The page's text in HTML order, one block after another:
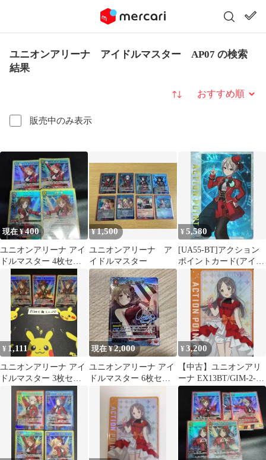
ユニオンアリーナ アイドルマスター AP07 の検索
結果
販売中のみ表示
並び替え
現在 ¥400
ユニオンアリーナ アイ
ドルマスター 4枚セッ
¥1,500
ユニオンアリーナ ア
イドルマスター
¥5,580
[UA55-BT]アクション
ポイントカード(アイド
ルマスター シンデレラ
ガールズ)【AP】
UA55BT/IMC-1-AP07
IT3UFKX3XEZW
¥ 1,111
ユニオンアリーナ アイ
ドルマスター 3枚セッ
現在 ¥2,000
ユニオンアリーナ アイ
ドルマスター 6枚セッ
¥3,200
【中古】ユニオンアリ
ーナ EX13BT/GIM-2-
AP07：アクションポイ
ント